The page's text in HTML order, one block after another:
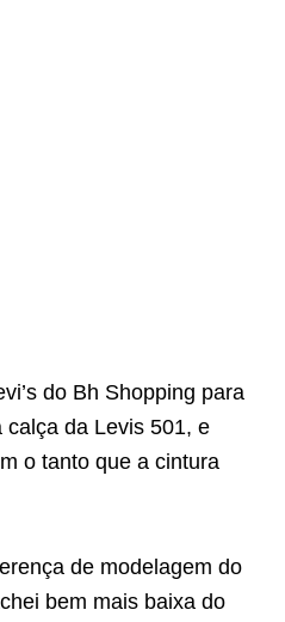
do Bh Shopping para
da Levis 501, e
o tanto que a cintura
de modelagem do
bem mais baixa do